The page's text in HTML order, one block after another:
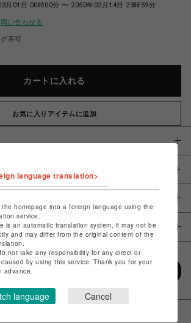
月01日 00時00分 〜 2050年02月14日 23時59分
問い合わせる
不可
カートに入れる
お気に入りアイテムに追加
language translation>
the homepage into a foreign language using the
service.
is an automatic translation system, it may not be
and may differ from the original content of the
not take any responsibility for any direct or
by using this service. Thank you for your
advance.
language Cancel